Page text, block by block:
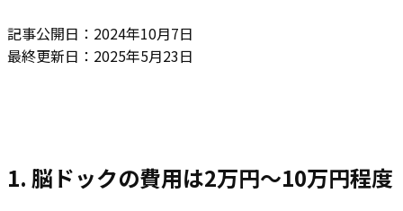
記事公開日：2024年10月7日
最終更新日：2025年5月23日
1. 脳ドックの費用は2万円～10万円程度